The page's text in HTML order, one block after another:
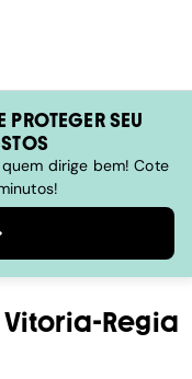
SEU
dirige bem! Cote
Vitoria-Regia